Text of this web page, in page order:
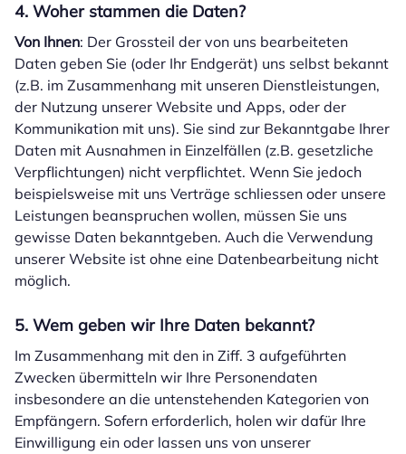
4. Woher stammen die Daten?
Von Ihnen: Der Grossteil der von uns bearbeiteten
Daten geben Sie (oder Ihr Endgerät) uns selbst bekannt
(z.B. im Zusammenhang mit unseren Dienstleistungen,
der Nutzung unserer Website und Apps, oder der
Kommunikation mit uns). Sie sind zur Bekanntgabe Ihrer
Daten mit Ausnahmen in Einzelfällen (z.B. gesetzliche
Verpflichtungen) nicht verpflichtet. Wenn Sie jedoch
beispielsweise mit uns Verträge schliessen oder unsere
Leistungen beanspruchen wollen, müssen Sie uns
gewisse Daten bekanntgeben. Auch die Verwendung
unserer Website ist ohne eine Datenbearbeitung nicht
möglich.
5. Wem geben wir Ihre Daten bekannt?
Im Zusammenhang mit den in Ziff. 3 aufgeführten
Zwecken übermitteln wir Ihre Personendaten
insbesondere an die untenstehenden Kategorien von
Empfängern. Sofern erforderlich, holen wir dafür Ihre
Einwilligung ein oder lassen uns von unserer